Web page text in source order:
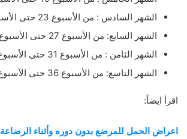
الشهر السادس : من الأسبوع 23 حتى الأسبوع 26 .
الشهر السابع: من الأسبوع 27 حتى الأسبوع 30 .
الشهر الثامن : من الأسبوع 31 حتى الأسبوع 35 .
الشهر التاسع: من الأسبوع 36 حتى الأسبوع 48 .
اقرأ ايضاً:
اعراض الحمل للمرضع بدون دوره وأثناء الرضاعة